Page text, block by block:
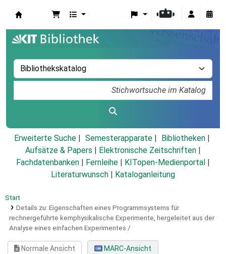
Erweiterte Suche Semesterapparate
Bibliotheken
Aufsätze & Papers
Elektronische Zeitschriften
Fachdatenbanken
Fernleihe KITopen-Medienportal
Literaturwunsch
Kataloganleitung
Start
Details zu: Eigenschaften eines Programmsystems für
rechnergeführte kernphysikalische Experimente, hergeleitet aus der
Analyse eines einfachen Experimentes /
Normale Ansicht
MARC-Ansicht